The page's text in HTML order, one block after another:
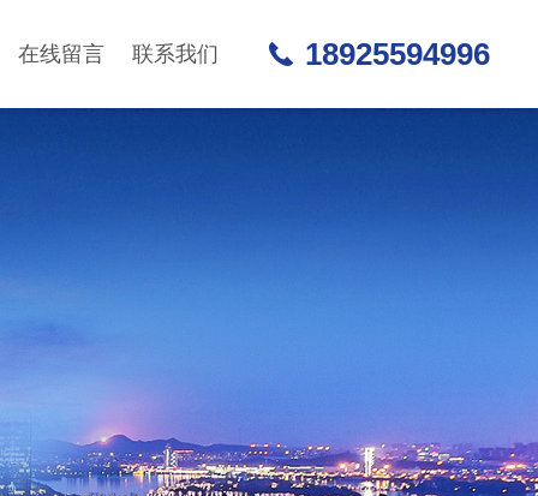
在线留言 联系我们 18925594996